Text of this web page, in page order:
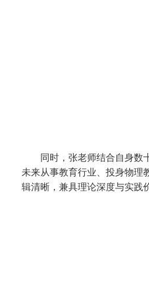
同时，张老师结合自身数
未来从事教育行业、投身物理
辑清晰，兼具理论深度与实践